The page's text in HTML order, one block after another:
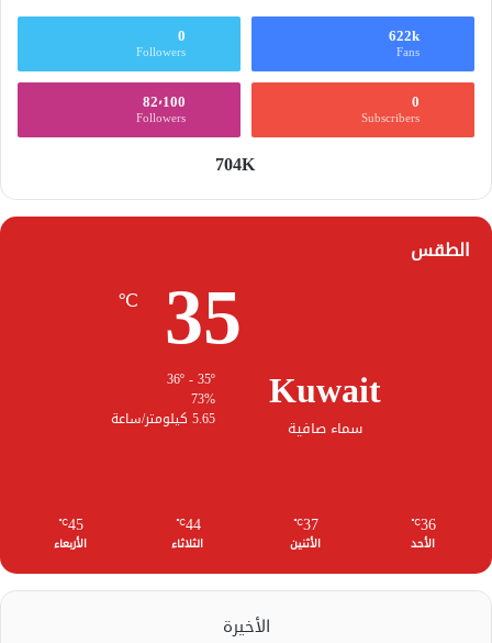
622k
Fans
0
Followers
0
Subscribers
82٬100
Followers
704K
الطقس
Kuwait
سماء صافية
35
℃
73%
5.65 كيلومتر/ساعة
36
℃
الأحد
37
℃
الأثنين
44
℃
الثلاثاء
45
℃
الأربعاء
الأخيرة